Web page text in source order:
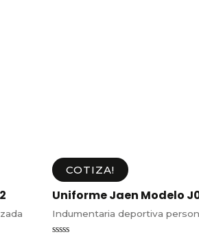
COTIZA!
Uniforme Jaen Modelo
Indumentaria deportiva